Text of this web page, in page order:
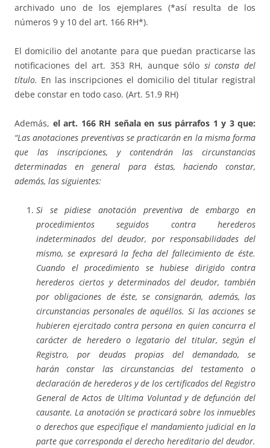
archivado uno de los ejemplares (*así resulta de los
números 9 y 10 del art. 166 RH*).
El domicilio del anotante para que puedan practicarse las
notificaciones del art. 353 RH, aunque sólo si consta del
título. En las inscripciones el domicilio del titular registral
debe constar en todo caso. (Art. 51.9 RH)
Además, el art. 166 RH señala en sus párrafos 1 y 3 que:
“Las anotaciones preventivas se practicarán en la misma forma
que las inscripciones, y contendrán las circunstancias
determinadas en general para éstas, haciendo constar,
además, las siguientes:
Si se pidiese anotación preventiva de embargo en
procedimientos seguidos contra herederos
indeterminados del deudor, por responsabilidades del
mismo, se expresará la fecha del fallecimiento de éste.
Cuando el procedimiento se hubiese dirigido contra
herederos ciertos y determinados del deudor, también
por obligaciones de éste, se consignarán, además, las
circunstancias personales de aquéllos. Si las acciones se
hubieren ejercitado contra persona en quien concurra el
carácter de heredero o legatario del titular, según el
Registro, por deudas propias del demandado, se
haránconstar las circunstancias del testamento o
declaración de herederos y de los certificados del Registro
General de Actos de Ultima Voluntad y de defunción del
causante. La anotación se practicará sobre los inmuebles
o derechos que especifique el mandamiento judicial en la
parte que corresponda el derecho hereditario del deudor.